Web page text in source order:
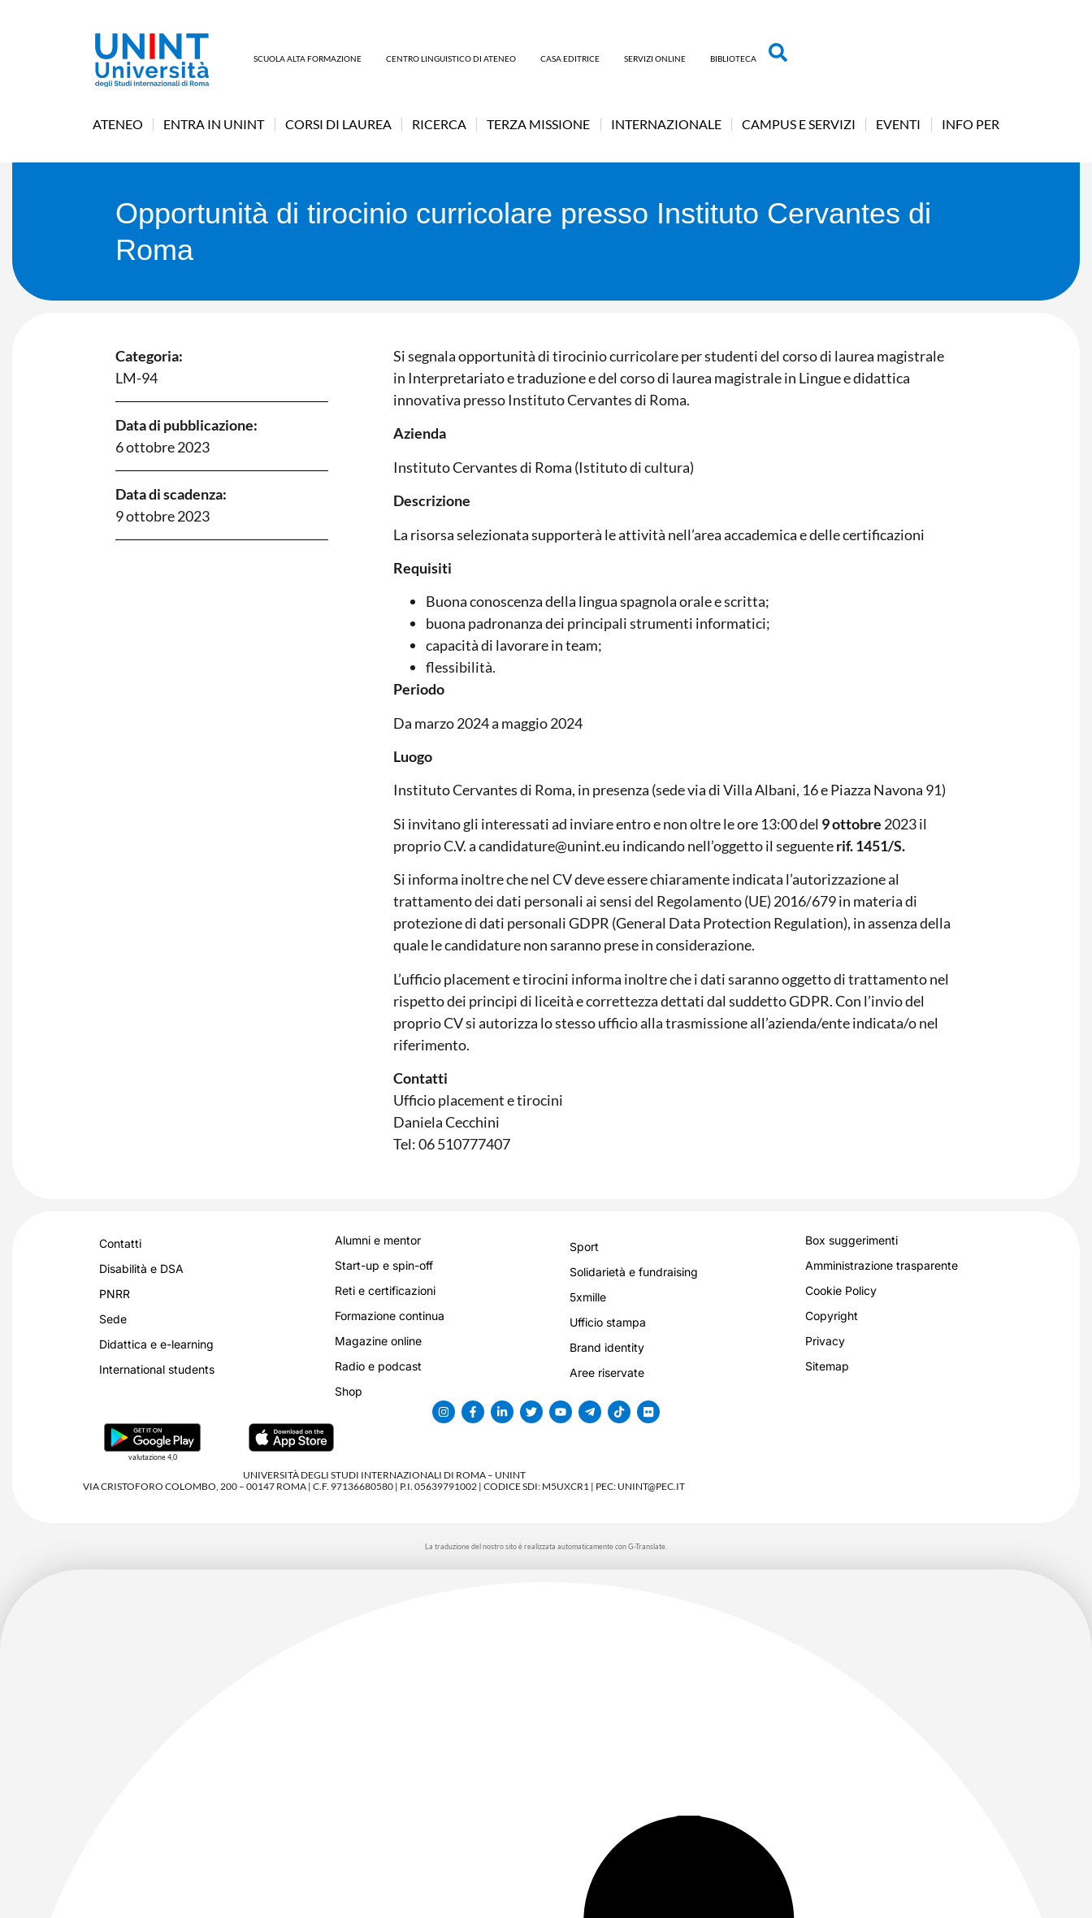
SCUOLA ALTA FORMAZIONE CENTRO LINGUISTICO DI ATENEO CASA EDITRICE SERVIZI ONLINE BIBLIOTECA
ATENEO ENTRA IN UNINT CORSI DI LAUREA RICERCA TERZA MISSIONE INTERNAZIONALE CAMPUS E SERVIZI EVENTI INFO PER
Opportunità di tirocinio curricolare presso Instituto Cervantes di
Roma
Categoria:
LM-94
Data di pubblicazione:
6 ottobre 2023
Data di scadenza:
9 ottobre 2023
Si segnala opportunità di tirocinio curricolare per studenti del corso di laurea magistrale
in Interpretariato e traduzione e del corso di laurea magistrale in Lingue e didattica
innovativa presso Instituto Cervantes di Roma.
Azienda
Instituto Cervantes di Roma (Istituto di cultura)
Descrizione
La risorsa selezionata supporterà le attività nell’area accademica e delle certificazioni
Requisiti
Buona conoscenza della lingua spagnola orale e scritta;
buona padronanza dei principali strumenti informatici;
capacità di lavorare in team;
flessibilità.
Periodo
Da marzo 2024 a maggio 2024
Luogo
Instituto Cervantes di Roma, in presenza (sede via di Villa Albani, 16 e Piazza Navona 91)
Si invitano gli interessati ad inviare entro e non oltre le ore 13:00 del 9 ottobre 2023 il
proprio C.V. a candidature@unint.eu indicando nell’oggetto il seguenterif. 1451/S.
Si informa inoltre che nel CV deve essere chiaramente indicata l’autorizzazione al
trattamento dei dati personali ai sensi del Regolamento (UE) 2016/679 in materia di
protezione di dati personali GDPR (General Data Protection Regulation), in assenza della
quale le candidature non saranno prese in considerazione.
L’ufficio placement e tirocini informa inoltre che i dati saranno oggetto di trattamento nel
rispetto dei principi di liceità e correttezza dettati dal suddetto GDPR. Con l’invio del
proprio CV si autorizza lo stesso ufficio alla trasmissione all’azienda/ente indicata/o nel
riferimento.
Contatti
Ufficio placement e tirocini
Daniela Cecchini
Tel: 06 510777407
Contatti
Disabilità e DSA
PNRR
Sede
Didattica e e-learning
International students
Alumni e mentor
Start-up e spin-off
Reti e certificazioni
Formazione continua
Magazine online
Radio e podcast
Shop
Sport
Solidarietà e fundraising
5xmille
Ufficio stampa
Brand identity
Aree riservate
Box suggerimenti
Amministrazione trasparente
Cookie Policy
Copyright
Privacy
Sitemap
valutazione 4,0
UNIVERSITÀ DEGLI STUDI INTERNAZIONALI DI ROMA – UNINT
VIA CRISTOFORO COLOMBO, 200 – 00147 ROMA | C.F. 97136680580 | P.I. 05639791002 | CODICE SDI: M5UXCR1 | PEC: UNINT@PEC.IT
La traduzione del nostro sito è realizzata automaticamente con G-Translate.